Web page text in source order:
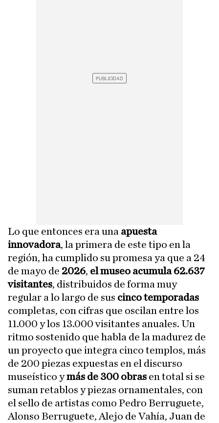
Lo que entonces era una apuesta
innovadora, la primera de este tipo en la
región, ha cumplido su promesa ya que a 24
de mayo de 2026, el museo acumula 62.637
visitantes, distribuidos de forma muy
regular a lo largo de sus cinco temporadas
completas, con cifras que oscilan entre los
11.000 y los 13.000 visitantes anuales. Un
ritmo sostenido que habla de la madurez de
un proyecto que integra cinco templos, más
de 200 piezas expuestas en el discurso
museístico ymás de 300 obras en total si se
suman retablos y piezas ornamentales, con
el sello de artistas como Pedro Berruguete,
Alonso Berruguete, Alejo de Vahía, Juan de